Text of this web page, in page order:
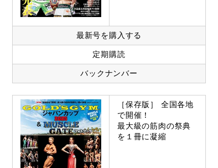
最新号を購入する
定期購読
バックナンバー
［保存版］ 全国各地
で開催！
最大級の筋肉の祭典
を１冊に凝縮